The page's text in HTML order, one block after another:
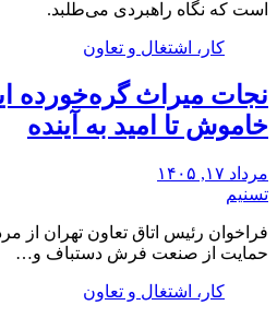
است که نگاه راهبردی می‌طلبد.
کار، اشتغال و تعاون
نجات میراث گره‌خورده
خاموش تا امید به آینده
مرداد ۱۷, ۱۴۰۵
تسنیم
فراخوان رئیس اتاق تعاون تهران از
حمایت از صنعت فرش دستباف و…
کار، اشتغال و تعاون